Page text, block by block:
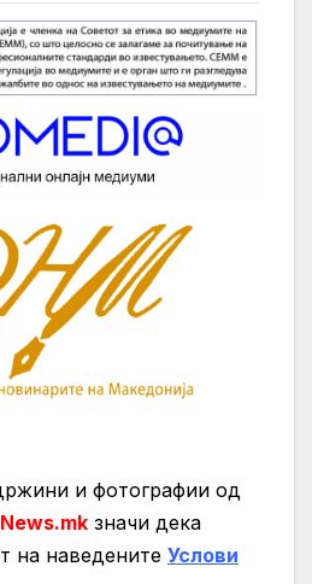
и фотографии од
значи дека
на нaведените Услови